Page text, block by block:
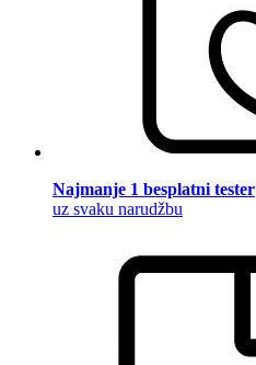
Najmanje 1 besplatni tester
uz svaku narudžbu